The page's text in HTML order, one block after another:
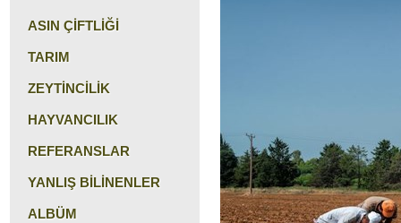
ASIN ÇİFTLİĞİ
TARIM
ZEYTİNCİLİK
HAYVANCILIK
REFERANSLAR
YANLIŞ BİLİNENLER
ALBÜM